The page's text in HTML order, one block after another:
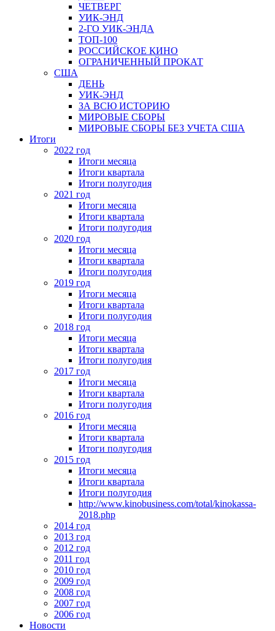
ЧЕТВЕРГ
УИК-ЭНД
2-ГО УИК-ЭНДА
ТОП-100
РОССИЙСКОЕ КИНО
ОГРАНИЧЕННЫЙ ПРОКАТ
США
ДЕНЬ
УИК-ЭНД
ЗА ВСЮ ИСТОРИЮ
МИРОВЫЕ СБОРЫ
МИРОВЫЕ СБОРЫ БЕЗ УЧЕТА США
Итоги
2022 год
Итоги месяца
Итоги квартала
Итоги полугодия
2021 год
Итоги месяца
Итоги квартала
Итоги полугодия
2020 год
Итоги месяца
Итоги квартала
Итоги полугодия
2019 год
Итоги месяца
Итоги квартала
Итоги полугодия
2018 год
Итоги месяца
Итоги квартала
Итоги полугодия
2017 год
Итоги месяца
Итоги квартала
Итоги полугодия
2016 год
Итоги месяца
Итоги квартала
Итоги полугодия
2015 год
Итоги месяца
Итоги квартала
Итоги полугодия
http://www.kinobusiness.com/total/kinokassa-
2018.php
2014 год
2013 год
2012 год
2011 год
2010 год
2009 год
2008 год
2007 год
2006 год
Новости